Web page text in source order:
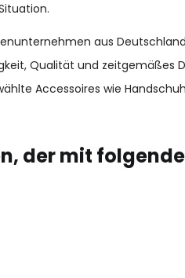
aus
Qualität und zeitgemäßes
Accessoires wie
der mit